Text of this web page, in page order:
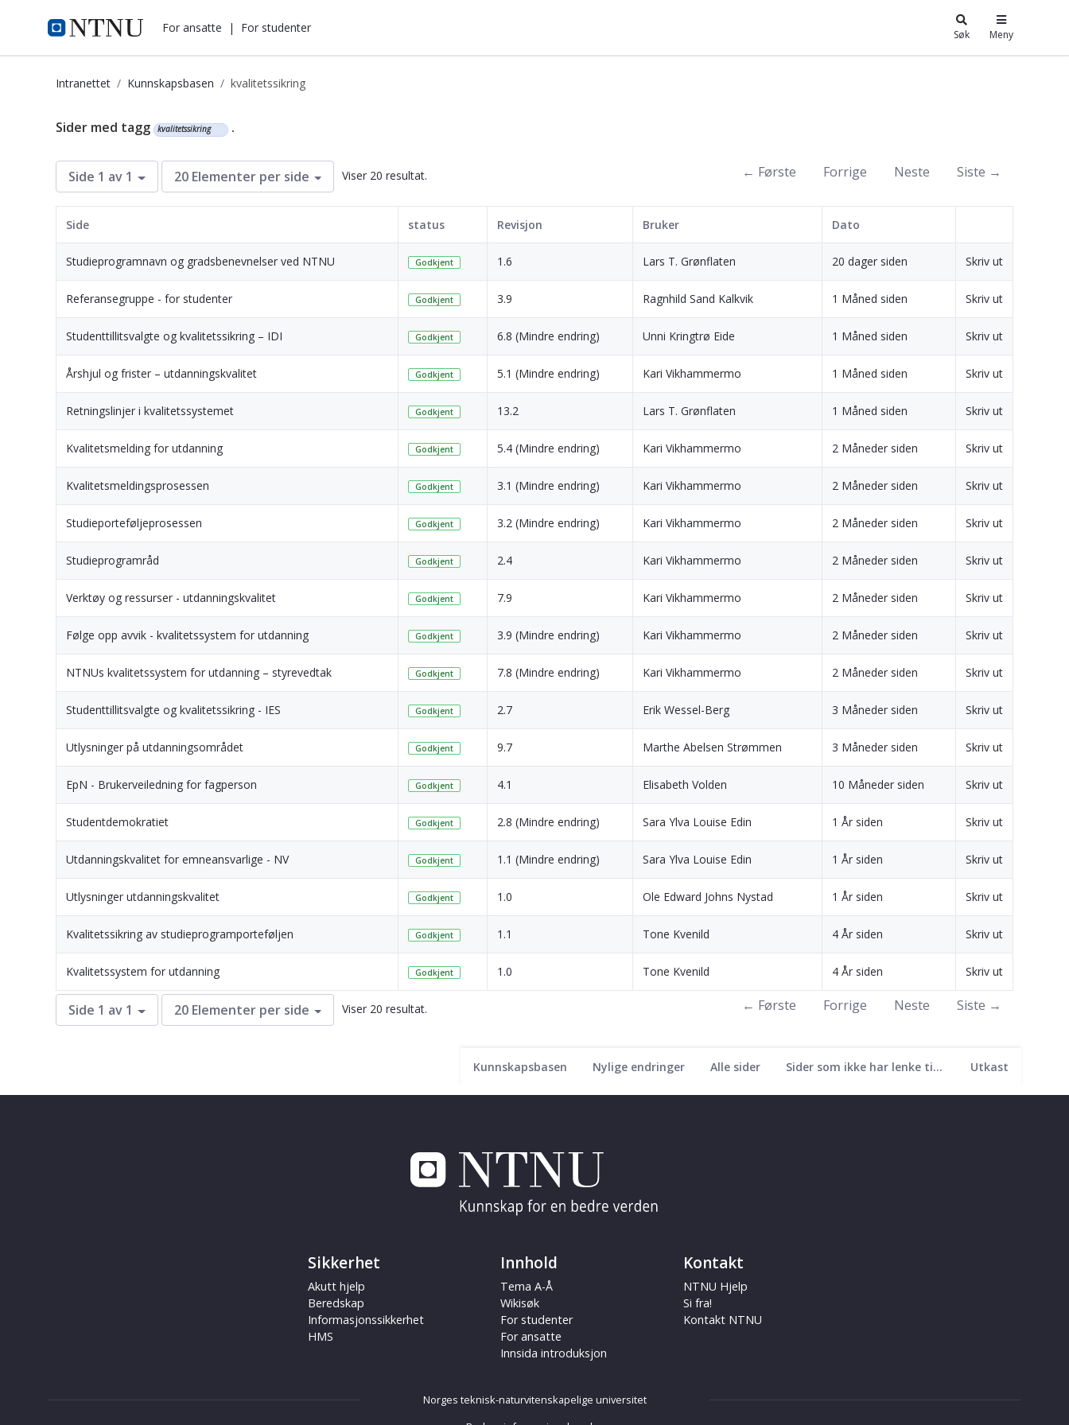
i.ntnu.no For ansatte | For studenter Søk Meny
Intranettet Kunnskapsbasen kvalitetssikring
Kunnskapsbasen
Kunnskapsbasen Nylige endringer Alle sider Sider som ikke har lenke til seg Utkast
Sider med tagg kvalitetssikring .
Side 1 av 1 20 Elementer per side Viser 20 resultat. ← Første Forrige Neste Siste →
Side status Revisjon Bruker Dato
Studieprogramnavn og gradsbenevnelser ved NTNU Godkjent 1.6 Lars T. Grønflaten 20 dager siden Skriv ut
Referansegruppe - for studenter Godkjent 3.9 Ragnhild Sand Kalkvik 1 Måned siden Skriv ut
Studenttillitsvalgte og kvalitetssikring – IDI Godkjent 6.8 (Mindre endring) Unni Kringtrø Eide 1 Måned siden Skriv ut
Årshjul og frister – utdanningskvalitet Godkjent 5.1 (Mindre endring) Kari Vikhammermo 1 Måned siden Skriv ut
Retningslinjer i kvalitetssystemet Godkjent 13.2 Lars T. Grønflaten 1 Måned siden Skriv ut
Kvalitetsmelding for utdanning Godkjent 5.4 (Mindre endring) Kari Vikhammermo 2 Måneder siden Skriv ut
Kvalitetsmeldingsprosessen Godkjent 3.1 (Mindre endring) Kari Vikhammermo 2 Måneder siden Skriv ut
Studieporteføljeprosessen Godkjent 3.2 (Mindre endring) Kari Vikhammermo 2 Måneder siden Skriv ut
Studieprogramråd Godkjent 2.4 Kari Vikhammermo 2 Måneder siden Skriv ut
Verktøy og ressurser - utdanningskvalitet Godkjent 7.9 Kari Vikhammermo 2 Måneder siden Skriv ut
Følge opp avvik - kvalitetssystem for utdanning Godkjent 3.9 (Mindre endring) Kari Vikhammermo 2 Måneder siden Skriv ut
NTNUs kvalitetssystem for utdanning – styrevedtak Godkjent 7.8 (Mindre endring) Kari Vikhammermo 2 Måneder siden Skriv ut
Studenttillitsvalgte og kvalitetssikring - IES Godkjent 2.7 Erik Wessel-Berg 3 Måneder siden Skriv ut
Utlysninger på utdanningsområdet Godkjent 9.7 Marthe Abelsen Strømmen 3 Måneder siden Skriv ut
EpN - Brukerveiledning for fagperson Godkjent 4.1 Elisabeth Volden 10 Måneder siden Skriv ut
Studentdemokratiet Godkjent 2.8 (Mindre endring) Sara Ylva Louise Edin 1 År siden Skriv ut
Utdanningskvalitet for emneansvarlige - NV Godkjent 1.1 (Mindre endring) Sara Ylva Louise Edin 1 År siden Skriv ut
Utlysninger utdanningskvalitet Godkjent 1.0 Ole Edward Johns Nystad 1 År siden Skriv ut
Kvalitetssikring av studieprogramporteføljen Godkjent 1.1 Tone Kvenild 4 År siden Skriv ut
Kvalitetssystem for utdanning Godkjent 1.0 Tone Kvenild 4 År siden Skriv ut
Side 1 av 1 20 Elementer per side Viser 20 resultat. ← Første Forrige Neste Siste →
Sikkerhet
Akutt hjelp
Beredskap
Informasjonssikkerhet
HMS
Innhold
Tema A-Å
Wikisøk
For studenter
For ansatte
Innsida introduksjon
Kontakt
NTNU Hjelp
Si fra!
Kontakt NTNU
Norges teknisk-naturvitenskapelige universitet